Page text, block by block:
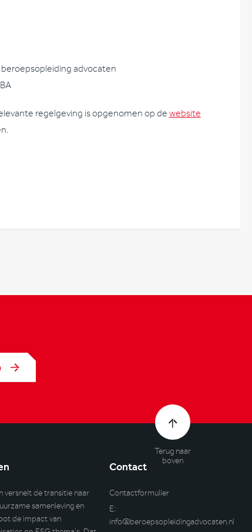
advocaten
regelgeving is opgenomen op de website
Terug naar
boven
versnelt de transitie naar
samenleving en
de impact van
Contact
Contactformulier
E:
info@beroepsopleidingadvocaten.nl